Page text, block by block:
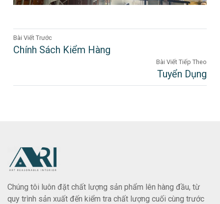
Bài Viết Trước
Chính Sách Kiểm Hàng
Bài Viết Tiếp Theo
Tuyển Dụng
Chúng tôi luôn đặt chất lượng sản phẩm lên hàng đầu, từ
quy trình sản xuất đến kiểm tra chất lượng cuối cùng trước